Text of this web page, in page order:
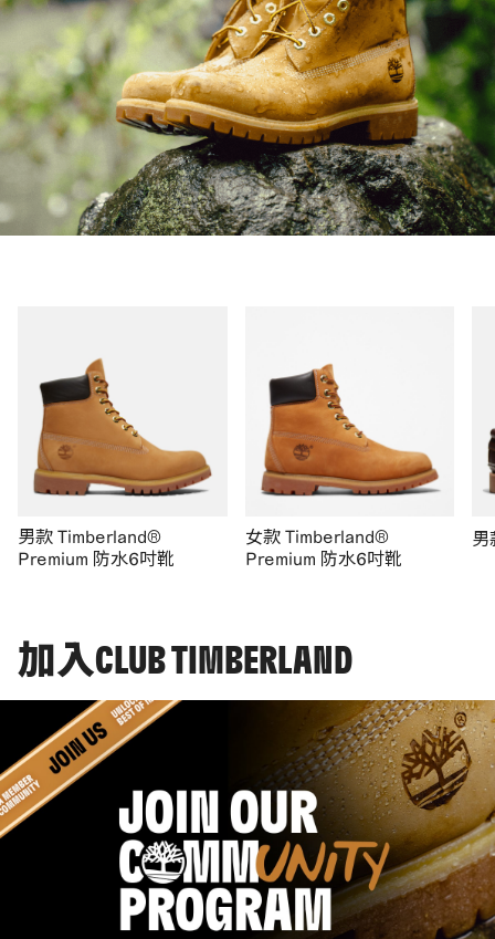
男款 Timberland®
Premium 防水6吋靴
女款 Timberland®
Premium 防水6吋靴
男
加入CLUB TIMBERLAND